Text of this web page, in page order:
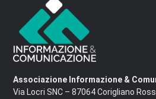
Associazione Informazione &
Via Locri SNC – 87064 Corigliano